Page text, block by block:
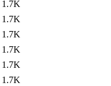
1.7K
1.7K
1.7K
1.7K
1.7K
1.7K